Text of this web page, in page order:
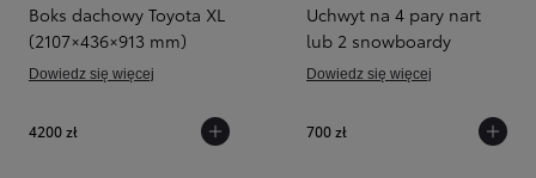
Boks dachowy Toyota XL
(2107×436×913 mm)
Dowiedz się więcej
4200 zł
Uchwyt na 4 pary nart
lub 2 snowboardy
Dowiedz się więcej
700 zł